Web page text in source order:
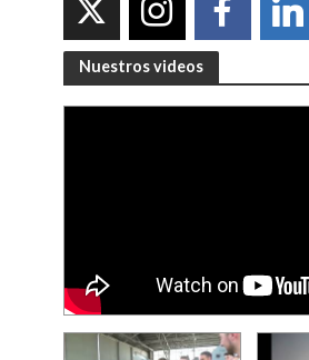
Nuestros videos